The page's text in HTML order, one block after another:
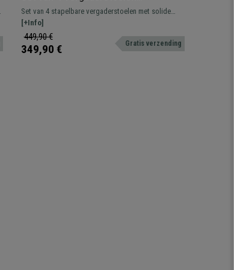
TERRANOVA, Stapelbaar, Metalen
frame, Zwart en Wit
Set van 4 stapelbare vergaderstoelen met solide
metalen frame, gewatteerde zitting en ademende
rugleuning. Zeer stevig en praktisch. Gratis
verzending!
[+Info]
449,90 €
349,90 € Gratis verzending